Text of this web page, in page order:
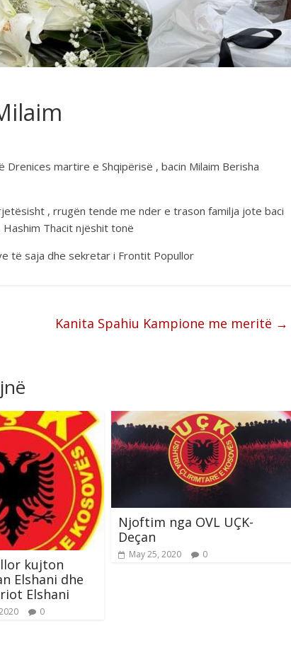
martire e Shqipërisë , bacin Milaim Berisha
, rrugën tende me nder e trason familja jote baci
Thacit njëshit tonë
të saja dhe sekretar i Frontit Popullor
Kanita Spahiu Kampione me meritë →
kujton
Elshani dhe
Elshani
0
Njoftim nga OVL UÇK-
Deçan
May 25, 2020 0